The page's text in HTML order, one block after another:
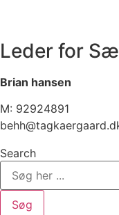
Leder for
Brian hansen
M: 92924891
Search
Søg